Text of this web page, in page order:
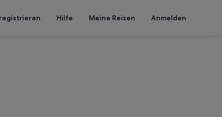
Hilfe Meine Reisen Anmelden